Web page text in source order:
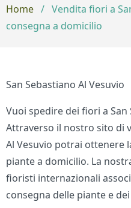
Home / Vendita fiori a
consegna a domicilio
San Sebastiano Al Vesuvio
Vuoi spedire dei fiori a San
Attraverso il nostro sito di
Al Vesuvio potrai ottenere
piante a domicilio. La
fioristi internazionali
consegna delle piante e